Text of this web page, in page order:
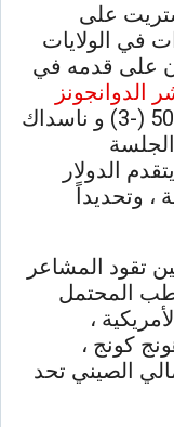
على
في الولايات
على قدمه في
الدوانجونز
(-98) و مؤشر ستاندرد أند بورز 500 (-3) و ناسداك
الدولار
، وتحديداً
تقود المشاعر
المحتمل
،
كونج ،
الصيني تحد